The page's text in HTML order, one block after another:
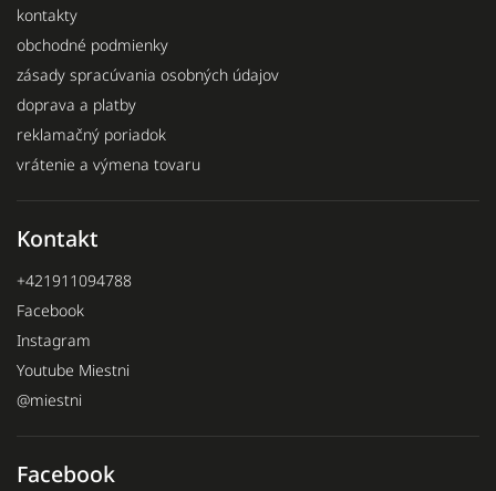
kontakty
obchodné podmienky
zásady spracúvania osobných údajov
doprava a platby
reklamačný poriadok
vrátenie a výmena tovaru
Kontakt
+421911094788
Facebook
Instagram
Youtube Miestni
@miestni
Facebook